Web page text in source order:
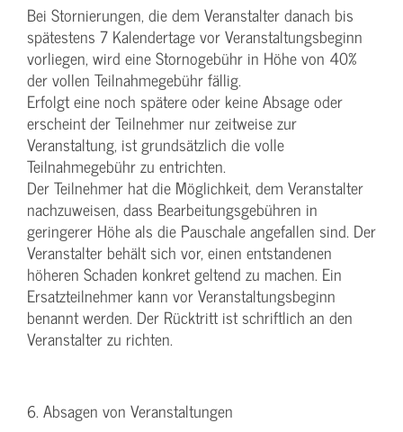
Bei Stornierungen, die dem Veranstalter danach bis
spätestens 7 Kalendertage vor Veranstaltungsbeginn
vorliegen, wird eine Stornogebühr in Höhe von 40%
der vollen Teilnahmegebühr fällig.
Erfolgt eine noch spätere oder keine Absage oder
erscheint der Teilnehmer nur zeitweise zur
Veranstaltung, ist grundsätzlich die volle
Teilnahmegebühr zu entrichten.
Der Teilnehmer hat die Möglichkeit, dem Veranstalter
nachzuweisen, dass Bearbeitungsgebühren in
geringerer Höhe als die Pauschale angefallen sind. Der
Veranstalter behält sich vor, einen entstandenen
höheren Schaden konkret geltend zu machen. Ein
Ersatzteilnehmer kann vor Veranstaltungsbeginn
benannt werden. Der Rücktritt ist schriftlich an den
Veranstalter zu richten.
6. Absagen von Veranstaltungen